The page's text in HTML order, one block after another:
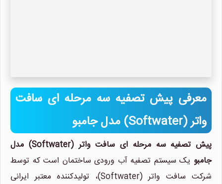
معرفی پیش تصفیه سه مرحله ای سافت
واتر (Softwater) مدل جامبو
پیش تصفیه سه مرحله ای سافت واتر (Softwater) مدل
جامبو یک سیستم تصفیه آب ورودی ساختمان است که توسط
شرکت سافت واتر (Softwater)، تولیدکننده معتبر ایرانی